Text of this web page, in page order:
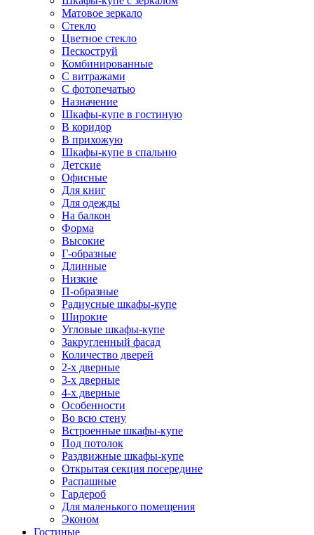
Матовое зеркало
Стекло
Цветное стекло
Пескоструй
Комбинированные
С витражами
С фотопечатью
Назначение
Шкафы-купе в гостиную
В коридор
В прихожую
Шкафы-купе в спальню
Детские
Офисные
Для книг
Для одежды
На балкон
Форма
Высокие
Г-образные
Длинные
Низкие
П-образные
Радиусные шкафы-купе
Широкие
Угловые шкафы-купе
Закругленный фасад
Количество дверей
2-х дверные
3-х дверные
4-х дверные
Особенности
Во всю стену
Встроенные шкафы-купе
Под потолок
Раздвижные шкафы-купе
Открытая секция посередине
Распашные
Гардероб
Для маленького помещения
Эконом
Гостиные